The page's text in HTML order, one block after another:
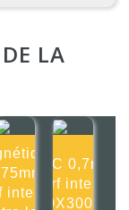
LA
interdit
PVC 0,7mm
Surf interdit
300X300mm